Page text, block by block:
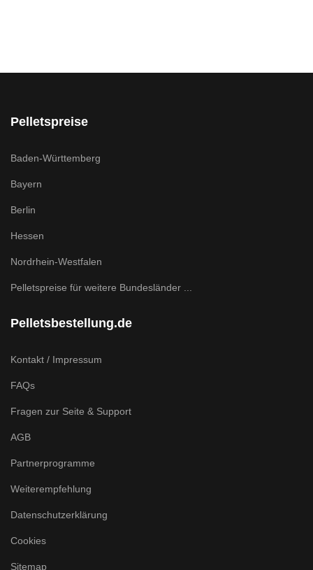
Pelletspreise
Baden-Württemberg
Bayern
Berlin
Hessen
Nordrhein-Westfalen
Pelletspreise für weitere Bundesländer ...
Pelletsbestellung.de
Kontakt / Impressum
FAQs
Fragen zur Seite & Support
AGB
Partnerprogramme
Weiterempfehlung
Datenschutzerklärung
Cookies
Sitemap